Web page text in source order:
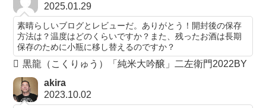
2025.01.29
素晴らしいブログとレビューだ。ありがとう！開封後の保存
方法は？温度はどのくらいですか？また、残ったお酒は長期
保存のために小瓶に移し替えるのですか？
黒龍（こくりゅう）「純米大吟醸」二左衛門2022BY
akira
2023.10.02